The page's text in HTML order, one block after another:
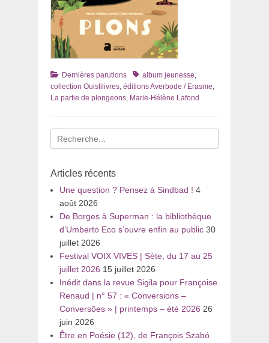
Catégories
Dernières parutions Tagsalbum jeunesse,
collection Ouistilivres, éditions Averbode / Erasme,
La partie de plongeons, Marie-Hélène Lafond
Recherche
pour
Articles récents
Une question ? Pensez à Sindbad ! 4
août 2026
De Borges à Superman : la bibliothèque
d’Umberto Eco s’ouvre enfin au public 30
juillet 2026
Festival VOIX VIVES | Sète, du 17 au 25
juillet 2026 15 juillet 2026
Inédit dans la revue Sigila pour Françoise
Renaud | n° 57 : « Conversions –
Conversões » | printemps – été 2026 26
juin 2026
Être en Poésie (12), de François Szabó